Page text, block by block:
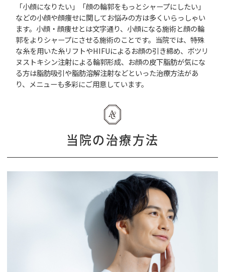
「小顔になりたい」「顔の輪郭をもっとシャープにしたい」
などの小顔や顔痩せに関してお悩みの方は多くいらっしゃい
ます。小顔・顔痩せとは文字通り、小顔になる施術と顔の輪
郭をよりシャープにさせる施術のことです。当院では、特殊
な糸を用いた糸リフトやHIFUによるお顔の引き締め、ボツリ
ヌストキシン注射による輪郭形成、お顔の皮下脂肪が気にな
る方は脂肪吸引や脂肪溶解注射などといった治療方法があ
り、メニューも多彩にご用意しています。
当院の治療方法